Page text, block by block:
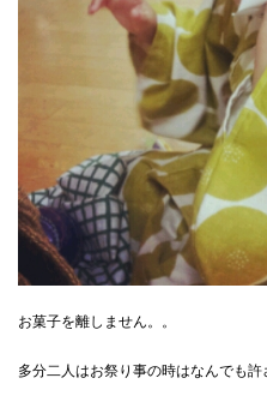
お菓子を離しません。。
多分二人はお祭り事の時はなんでも